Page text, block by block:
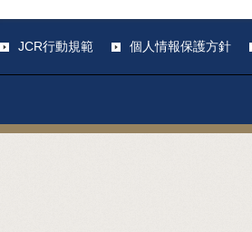
JCR行動規範 個人情報保護方針